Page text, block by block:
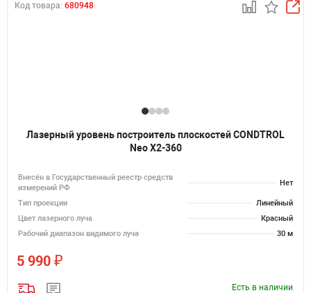
Код товара: 680948
Лазерный уровень построитель плоскостей CONDTROL
Neo X2-360
Внесён в Государственный реестр средств
измерений РФ
Нет
Тип проекции
Линейный
Цвет лазерного луча
Красный
Рабочий диапазон видимого луча
30 м
5 990 ₽
Есть в наличии